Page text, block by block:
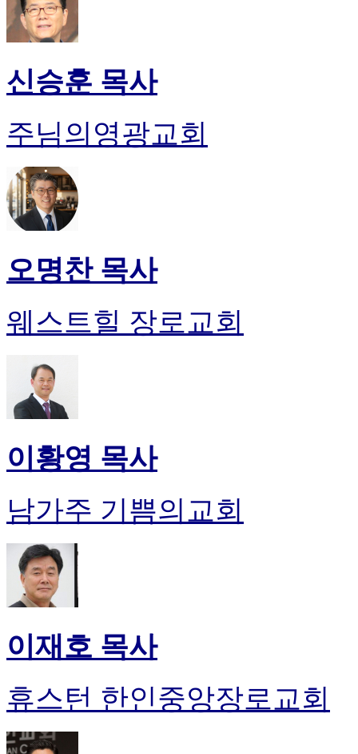
신승훈 목사
주님의영광교회
오명찬 목사
웨스트힐 장로교회
이황영 목사
남가주 기쁨의교회
이재호 목사
휴스턴 한인중앙장로교회